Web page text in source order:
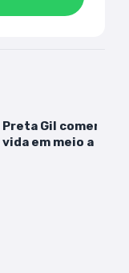
Preta Gil comemora
vida em meio a